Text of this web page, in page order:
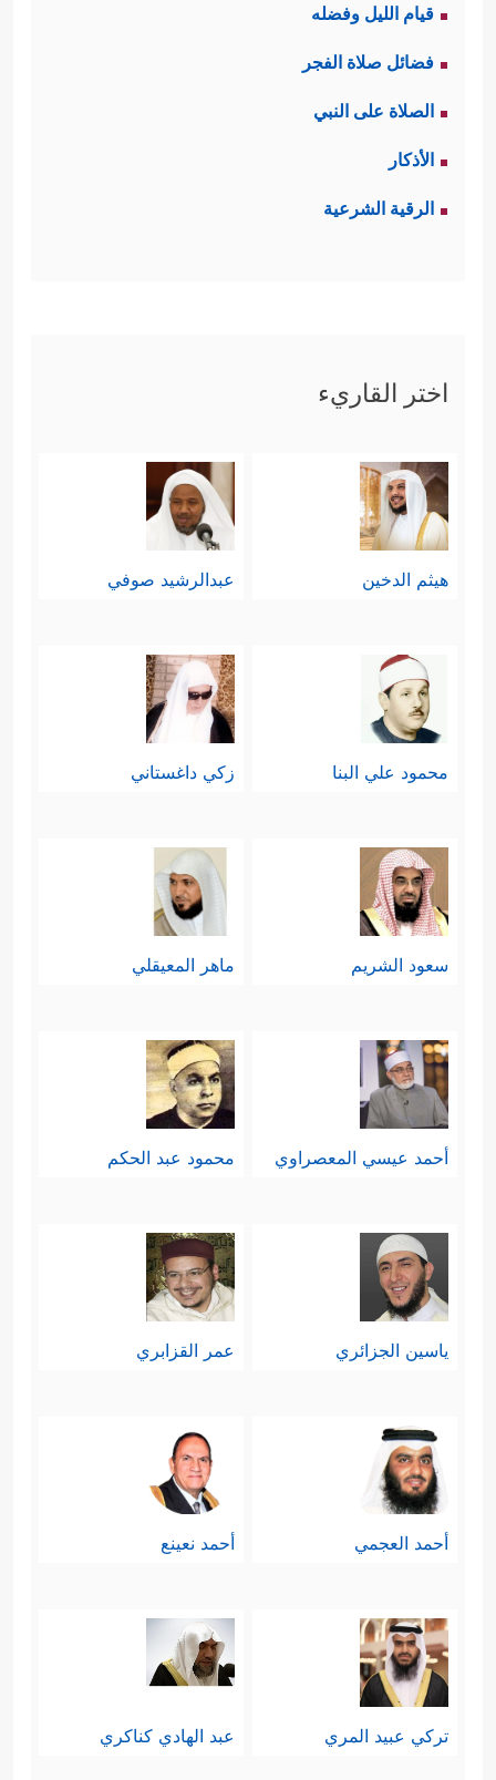
قيام الليل وفضله
فضائل صلاة الفجر
الصلاة على النبي
الأذكار
الرقية الشرعية
اختر القاريء
هيثم الدخين عبدالرشيد صوفي
محمود علي البنا زكي داغستاني
سعود الشريم ماهر المعيقلي
أحمد عيسي المعصراوي محمود عبد الحكم
ياسين الجزائري عمر القزابري
أحمد العجمي أحمد نعينع
تركي عبيد المري عبد الهادي كناكري